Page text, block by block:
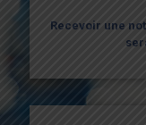
Recevoir une